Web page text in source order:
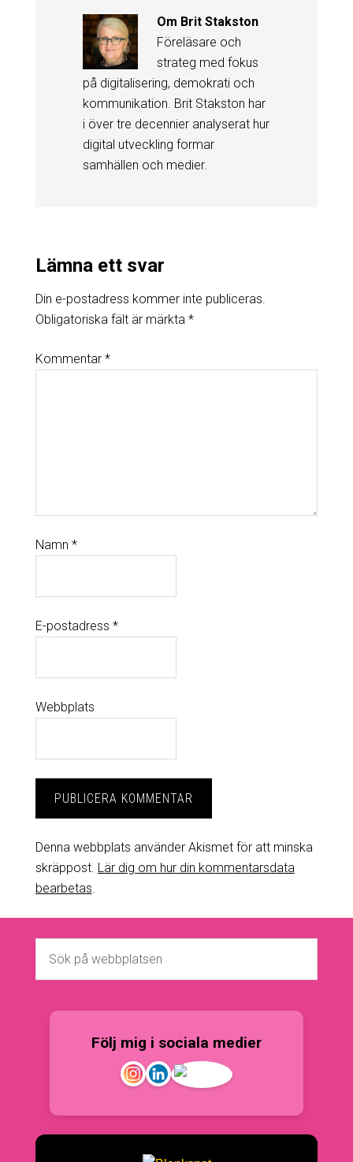
Om Brit Stakston
Föreläsare och
strateg med fokus
på digitalisering, demokrati och
kommunikation. Brit Stakston har
i över tre decennier analyserat hur
digital utveckling formar
samhällen och medier.
Lämna ett svar
Din e-postadress kommer inte publiceras.
Obligatoriska fält är märkta *
Kommentar *
Namn *
E-postadress *
Webbplats
Denna webbplats använder Akismet för att minska
skräppost. Lär dig om hur din kommentarsdata
bearbetas
Följ mig i sociala medier